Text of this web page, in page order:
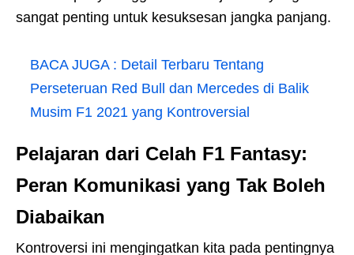
sangat penting untuk kesuksesan jangka panjang.
BACA JUGA : Detail Terbaru Tentang
Perseteruan Red Bull dan Mercedes di Balik
Musim F1 2021 yang Kontroversial
Pelajaran dari Celah F1 Fantasy:
Peran Komunikasi yang Tak Boleh
Diabaikan
Kontroversi ini mengingatkan kita pada pentingnya